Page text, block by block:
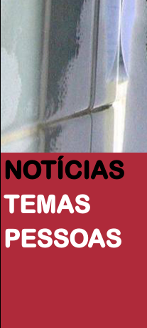
NOTÍCIAS
TEMAS
PESSOAS